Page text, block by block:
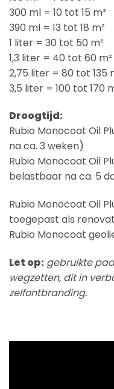
300 ml = 10 tot 15 m²
390 ml = 13 tot 18 m²
1 liter = 30 tot 50 m²
1,3 liter = 40 tot 60 m²
2,75 liter = 80 tot 135
3,5 liter = 100 tot 170
Droogtijd:
Rubio Monocoat Oil
na ca. 3 weken)
Rubio Monocoat Oil
belastbaar na ca. 5
Rubio Monocoat Oil
toegepast als
Rubio Monocoat
Let op: gebruikte
wegzetten, dit in
zelfontbranding.